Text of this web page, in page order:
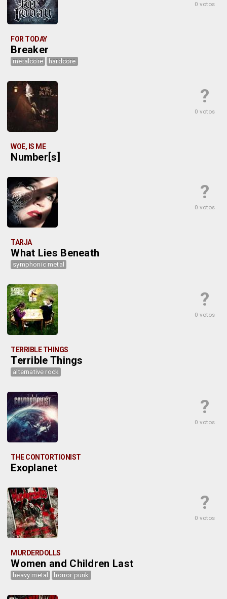
0 votos
FOR TODAY
Breaker
metalcore hardcore
?
0 votos
WOE, IS ME
Number[s]
?
0 votos
TARJA
What Lies Beneath
symphonic metal
?
0 votos
TERRIBLE THINGS
Terrible Things
alternative rock
?
0 votos
THE CONTORTIONIST
Exoplanet
?
0 votos
MURDERDOLLS
Women and Children Last
heavy metal horror punk